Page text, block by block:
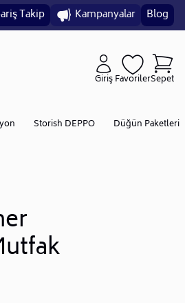
Takip Kampanyalar Blog
GirişFavorilerSepet
Storish DEPPO Düğün Paketleri